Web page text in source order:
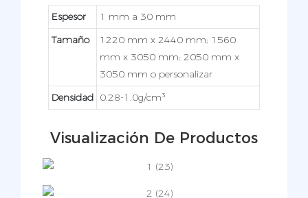
Espesor
1 mm a 30 mm
Tamaño
1220 mm x 2440 mm; 1560
mm x 3050 mm; 2050 mm x
3050 mm o personalizar
Densidad 0.28-1.0g/cm³
Visualización De Productos